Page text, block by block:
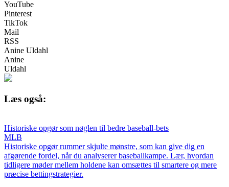
YouTube
Pinterest
TikTok
Mail
RSS
Anine Uldahl
Anine
Uldahl
Læs også:
Historiske opgør som nøglen til bedre baseball-bets
MLB
Historiske opgør rummer skjulte mønstre, som kan give dig en
afgørende fordel, når du analyserer baseballkampe. Lær, hvordan
tidligere møder mellem holdene kan omsættes til smartere og mere
præcise bettingstrategier.